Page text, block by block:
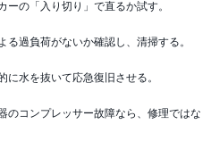
ーの「入り切り」で直るか試す。
る過負荷がないか確認し、清掃する。
に水を抜いて応急復旧させる。
のコンプレッサー故障なら、修理ではな